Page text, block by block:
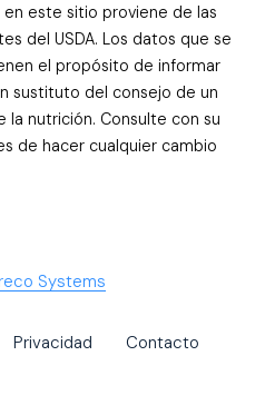
este sitio proviene de las
del USDA. Los datos que se
el propósito de informar
sustituto del consejo de un
la nutrición. Consulte con su
de hacer cualquier cambio
Systems
Privacidad Contacto